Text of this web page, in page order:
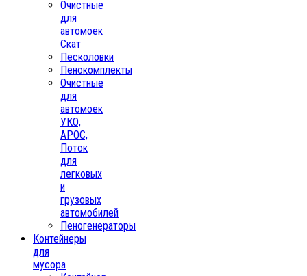
Очистные
для
автомоек
Скат
Песколовки
Пенокомплекты
Очистные
для
автомоек
УКО,
АРОС,
Поток
для
легковых
и
грузовых
автомобилей
Пеногенераторы
Контейнеры
для
мусора